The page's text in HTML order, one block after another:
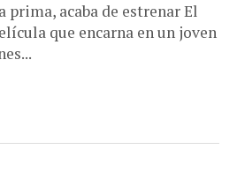
prima, acaba de estrenar El
que encarna en un joven